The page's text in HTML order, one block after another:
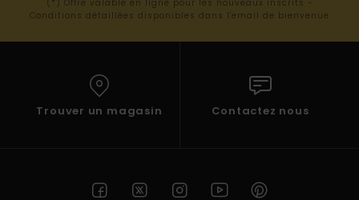
(*) Offre valable en ligne pour les nouveaux inscrits -
Conditions détaillées disponibles dans l'email de bienvenue
Trouver un magasin Contactez nous